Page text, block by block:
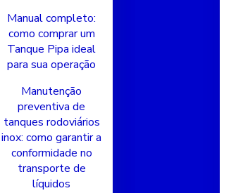
Manual completo:
como comprar um
Tanque Pipa ideal
para sua operação
Manutenção
preventiva de
tanques rodoviários
inox: como garantir a
conformidade no
transporte de
líquidos